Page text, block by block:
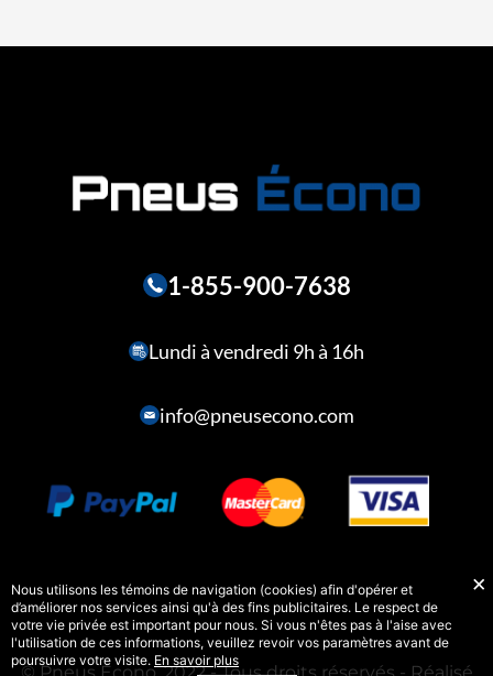
1-855-900-7638
Lundi à vendredi 9h à 16h
info@pneusecono.com
Nous utilisons les témoins de navigation (cookies) afin d'opérer et
d’améliorer nos services ainsi qu'à des fins publicitaires. Le respect de
votre vie privée est important pour nous. Si vous n'êtes pas à l'aise avec
l'utilisation de ces informations, veuillez revoir vos paramètres avant de
poursuivre votre visite. En savoir plus